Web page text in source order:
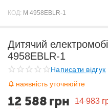
КОД: M 4958EBLR-1
Дитячий
4958EBLR-1
Написати відгук
наявність уточнюйте
14 983
12 588 грн